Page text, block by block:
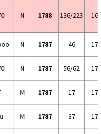
N 1788 136/223
N 1787 46
N 1787 56/62
M 1787 17
M 1787 37